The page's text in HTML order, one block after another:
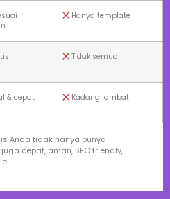
Hanya template
Tidak semua
& cepat Kadang lambat
Anda tidak hanya punya
cepat, aman, SEO friendly,